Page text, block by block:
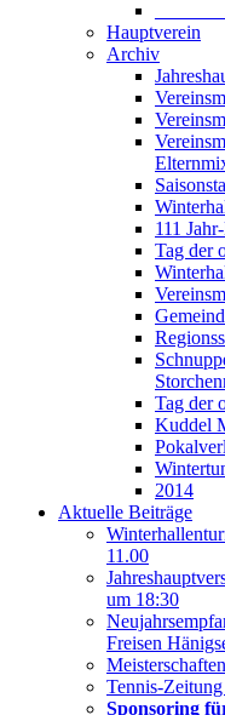
Hauptverein
Archiv
111
Tag der
Tag der
Kuddel
2014
Aktuelle Beiträge
11.00
um 18:30
Freisen
Tennis-
Sponsoring